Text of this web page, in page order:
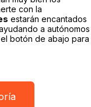
con la
estarán encantados
a autónomos
botón de abajo para